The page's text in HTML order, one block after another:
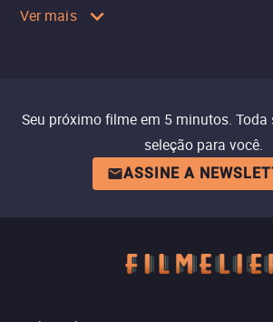
Ver mais
Seu próximo filme em 5 minutos. Toda
seleção para você.
ASSINE A